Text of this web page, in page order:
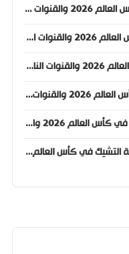
موعد مباراة هايتي واسكتلندا في كأس العالم 2026 والقنوات الناقلة
موعد مباراة البرازيل والمغرب في كأس العالم 2026 والقنوات الناقلة
موعد مباراة قطر وسويسرا في كأس العالم 2026 والقنوات الناقلة
موعد مباراة أمريكا والباراغواي في كأس العالم 2026 والقنوات الناقلة
موعد مباراة كندا والبوسنة والهرسك في كأس العالم 2026 والقنوات الناقلة
موعد مباراة كوريا الجنوبية وجمهورية التشيك في كأس العالم 2026 والقنوات الناقلة